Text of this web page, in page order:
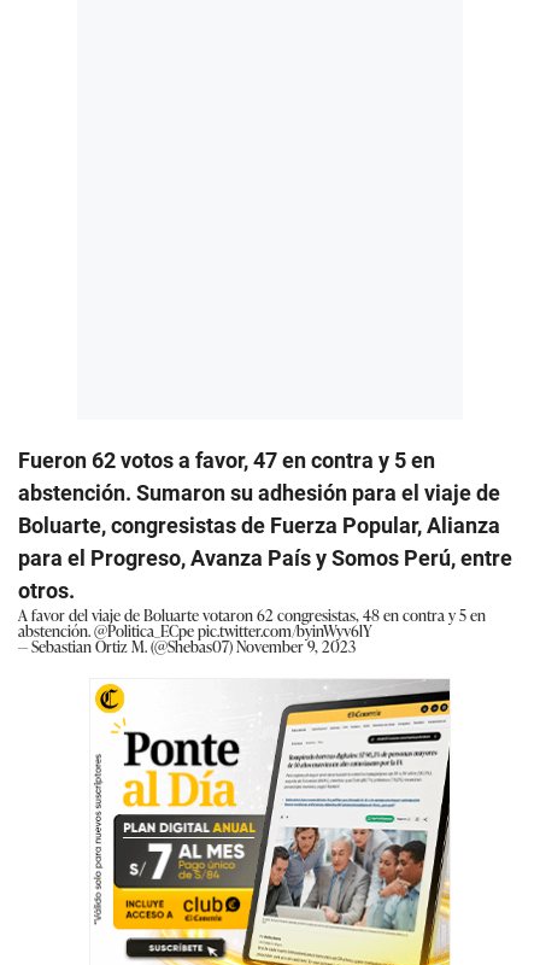
Fueron 62 votos a favor, 47 en contra y 5 en
abstención. Sumaron su adhesión para el viaje de
Boluarte, congresistas de Fuerza Popular, Alianza
para el Progreso, Avanza País y Somos Perú, entre
otros.
A favor del viaje de Boluarte votaron 62 congresistas, 48 en contra y 5 en
abstención.@Politica_ECpepic.twitter.com/byinWyv6lY
— Sebastian Ortiz M. (@Shebas07)November 9, 2023